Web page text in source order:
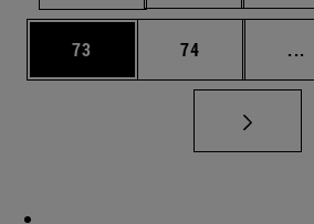
Página
73 Página
74 ...